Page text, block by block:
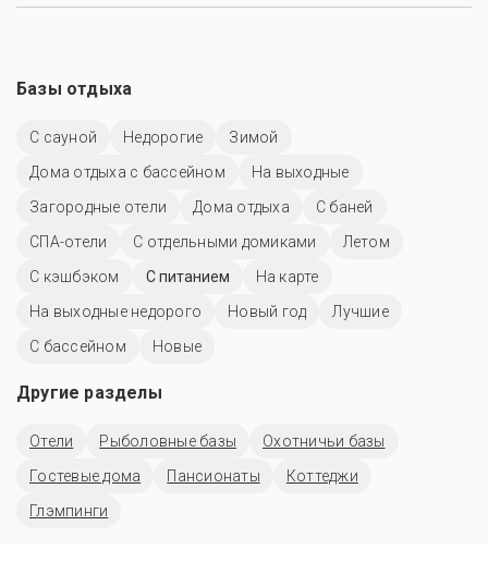
Базы отдыха
С сауной Недорогие
Зимой
Дома отдыха с бассейном
На выходные
Загородные отели
Дома отдыха
С баней
СПА-отели
С отдельными домиками
Летом
С кэшбэком
С питанием
На карте
На выходные недорого
Новый год
Лучшие
С бассейном
Новые
Другие разделы
Отели Рыболовные базы
Охотничьи базы
Гостевые дома
Пансионаты
Коттеджи
Глэмпинги